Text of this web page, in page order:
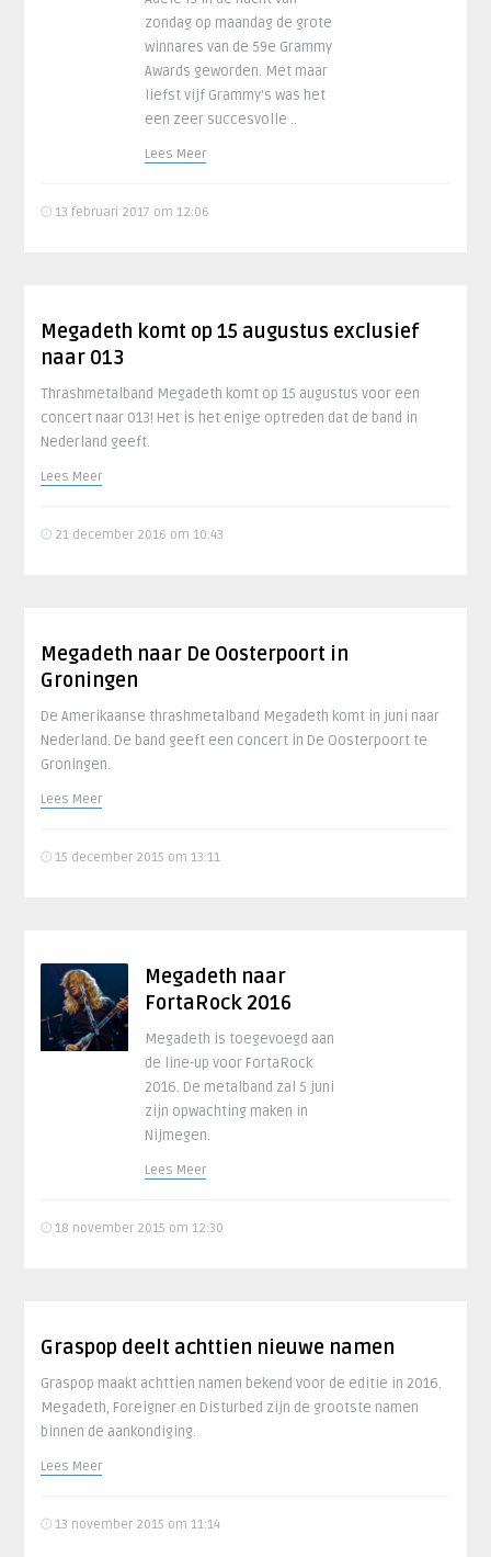
zondag op maandag de grote
winnares van de 59e Grammy
Awards geworden. Met maar
liefst vijf Grammy’s was het
een zeer succesvolle ..
Lees Meer
13 februari 2017 om 12:06
Megadeth komt op 15 augustus exclusief
naar 013
Thrashmetalband Megadeth komt op 15 augustus voor een
concert naar 013! Het is het enige optreden dat de band in
Nederland geeft.
Lees Meer
21 december 2016 om 10:43
Megadeth naar De Oosterpoort in
Groningen
De Amerikaanse thrashmetalband Megadeth komt in juni naar
Nederland. De band geeft een concert in De Oosterpoort te
Groningen.
Lees Meer
15 december 2015 om 13:11
Megadeth naar
FortaRock 2016
Megadeth is toegevoegd aan
de line-up voor FortaRock
2016. De metalband zal 5 juni
zijn opwachting maken in
Nijmegen.
Lees Meer
18 november 2015 om 12:30
Graspop deelt achttien nieuwe namen
Graspop maakt achttien namen bekend voor de editie in 2016.
Megadeth, Foreigner en Disturbed zijn de grootste namen
binnen de aankondiging.
Lees Meer
13 november 2015 om 11:14